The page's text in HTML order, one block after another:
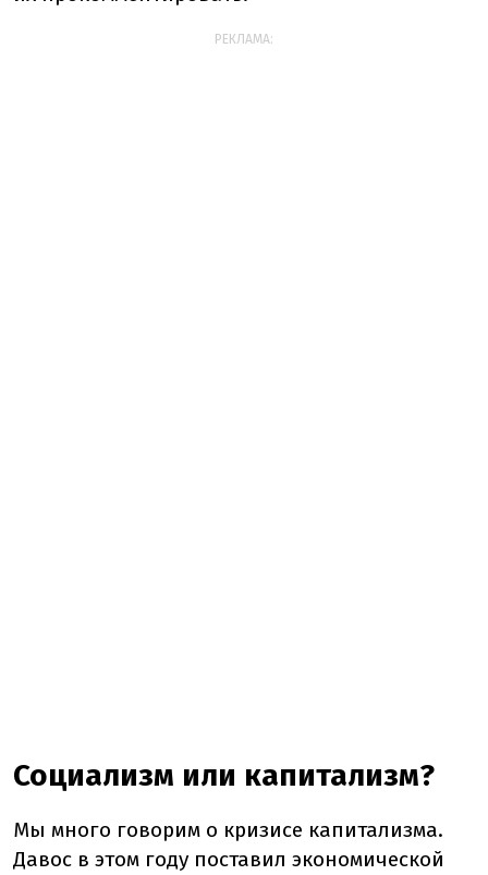
РЕКЛАМА:
Социализм или капитализм?
Мы много говорим о кризисе капитализма.
Давос в этом году поставил экономической